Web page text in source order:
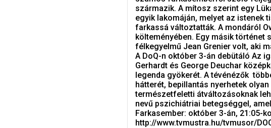
származik. A mítosz szerint egy
egyik lakomáján, melyet az istenek
farkassá változtatták. A mondáról
költeményében. Egy másik történet
félkegyelmű Jean Grenier volt, aki
A DoQ-n október 3-án debütáló Az
Gerhardt és George Deuchar
legenda gyökerét. A tévénézők
hátterét, bepillantás nyerhetek
természetfeletti átváltozásoknak
nevű pszichiátriai betegséggel,
Farkasember: október 3-án, 21:05-
http://www.tvmustra.hu/tvmusor/